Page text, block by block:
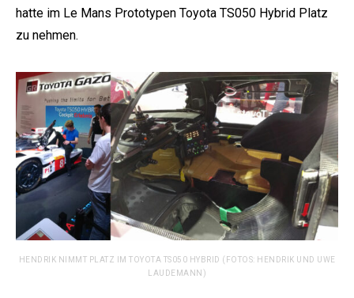
hatte im Le Mans Prototypen Toyota TS050 Hybrid Platz
zu nehmen.
HENDRIK NIMMT PLATZ IM TOYOTA TS050 HYBRID (FOTOS: HENDRIK UND UWE
LAUDEMANN)